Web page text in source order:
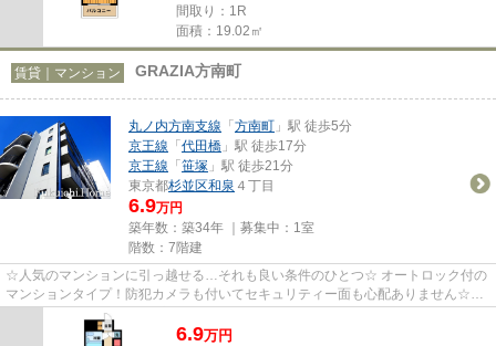
間取り：1R
面積：19.02㎡
賃貸｜マンション GRAZIA方南町
丸ノ内方南支線 「方南町 」駅 徒歩5分
京王線 「代田橋 」駅 徒歩17分
京王線 「笹塚 」駅 徒歩21分
東京都杉並区和泉 ４丁目
6.9万円
築年数：築34年 ｜募集中： 1室
階数：7階建
☆人気のマンションに引っ越せる…それも良い条件のひとつ☆ オートロック付の
マンションタイプ！防犯カメラも付いてセキュリティー面も心配ありません☆そ
の他にもマンションタイプだから...
6.9万円